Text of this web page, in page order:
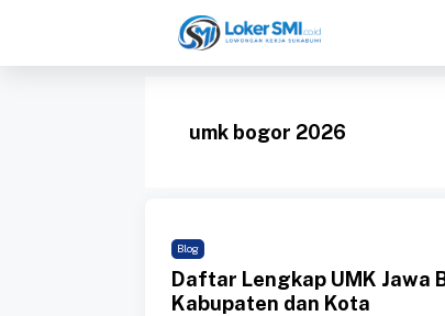
isi
umk bogor 2026
Blog
Daftar Lengkap UMK Jawa
Kabupaten dan Kota